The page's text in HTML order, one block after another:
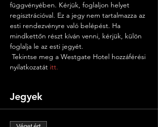
függvényében. Kérjük, foglaljon helyet
regisztrációval. Ez a jegy nem tartalmazza az
esti rendezvényre való belépést. Ha
mindkettőn részt kíván venni, kérjük, külön
foglalja le az esti jegyét.
nyilatkozatát itt.
Jegyek